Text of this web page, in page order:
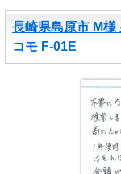
長崎県島原市 M様
コモ F-01E